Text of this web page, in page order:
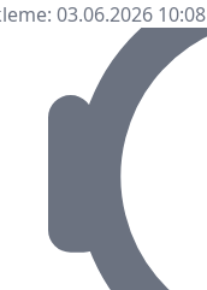
03.06.2026 10:08